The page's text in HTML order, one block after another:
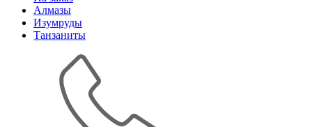
Алмазы
Изумруды
Танзаниты